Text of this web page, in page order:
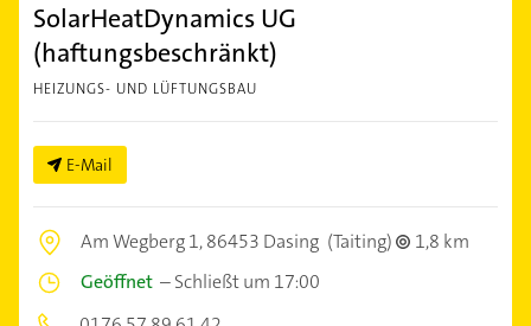
SolarHeatDynamics UG
(haftungsbeschränkt)
HEIZUNGS- UND LÜFTUNGSBAU
E-Mail
Am Wegberg 1,86453 Dasing (Taiting)
1,8 km
Geöffnet –Schließt um 17:00